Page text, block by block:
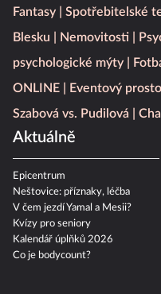
Fantasy
Spotřebitelské
Blesku
Nemovitosti
psychologické mýty
ONLINE
Eventový
Szabová vs. Pudilová
Aktuálně
Epicentrum
Neštovice: příznaky, léčba
V čem jezdí Yamal a Mesii?
Kvízy pro seniory
Kalendář úplňků 2026
Co je bodycount?